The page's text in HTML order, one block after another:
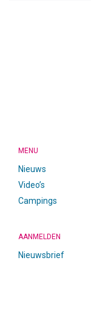
MENU
Nieuws
Video’s
Campings
AANMELDEN
Nieuwsbrief